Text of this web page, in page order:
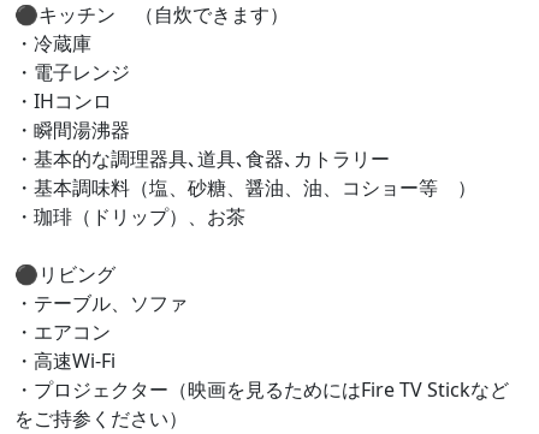
⚫︎キッチン （自炊できます）
・冷蔵庫
・電子レンジ
・IHコンロ
・瞬間湯沸器
・基本的な調理器具､道具､食器､カトラリー
・基本調味料（塩、砂糖、醤油、油、コショー等 ）
・珈琲（ドリップ）、お茶
⚫︎リビング
・テーブル、ソファ
・エアコン
・高速Wi-Fi
・プロジェクター（映画を見るためにはFire TV Stickなど
をご持参ください）